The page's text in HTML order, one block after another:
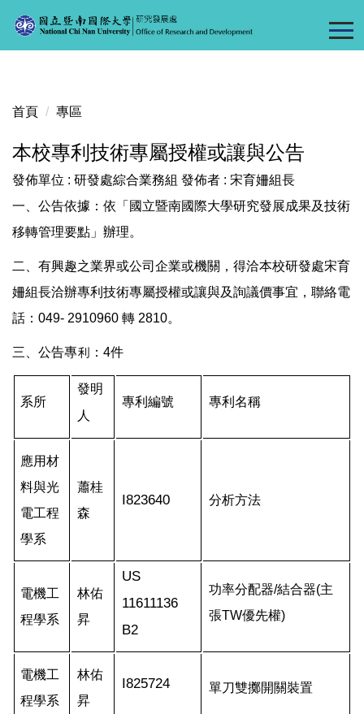
到
主
容
首頁 專區
本校專利技術專屬授權或讓與公告
發佈單位 : 研發處綜合業務組 發佈者 : 宋育姍組長
一、公告依據：依「國立暨南國際大學研究發展成果及技術
移轉管理要點」辦理。
二、有興趣之業界或公司企業或機關，得洽本校研發處宋育
姍組長洽辦專利技術專屬授權或讓與及詢議價事宜，聯絡電
話：049- 2910960 轉 2810。
三、公告專利：4件
系所
發明
人
專利編號 專利名稱
應用材
料與光
電工程
學系
蕭桂
森
I823640 分析方法
電機工
程學系
林佑
昇
US
11611136
B2
功率分配器/結合器(主
張TW優先權)
電機工
程學系
林佑
昇
I825724 單刀雙擲開關裝置